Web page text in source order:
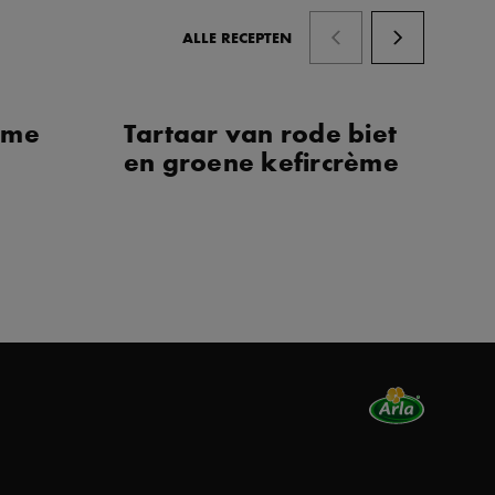
ALLE RECEPTEN
Tartaar van rode biet
en groene kefircrème